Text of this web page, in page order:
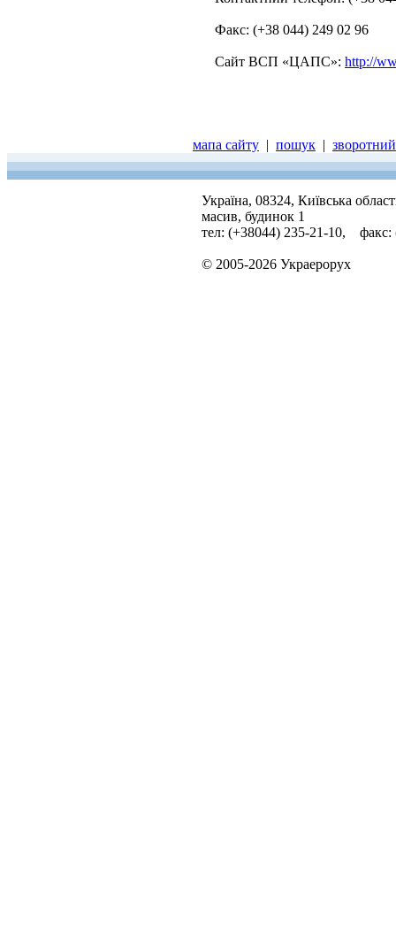
Факс: (+38 044) 249 02 96
Сайт ВСП «ЦАПС»: http://
мапа сайту | пошук |
Україна, 08324, Київська
масив, будинок 1
тел: (+38044) 235-21-10, факс:
© 2005-2026 Украерорух